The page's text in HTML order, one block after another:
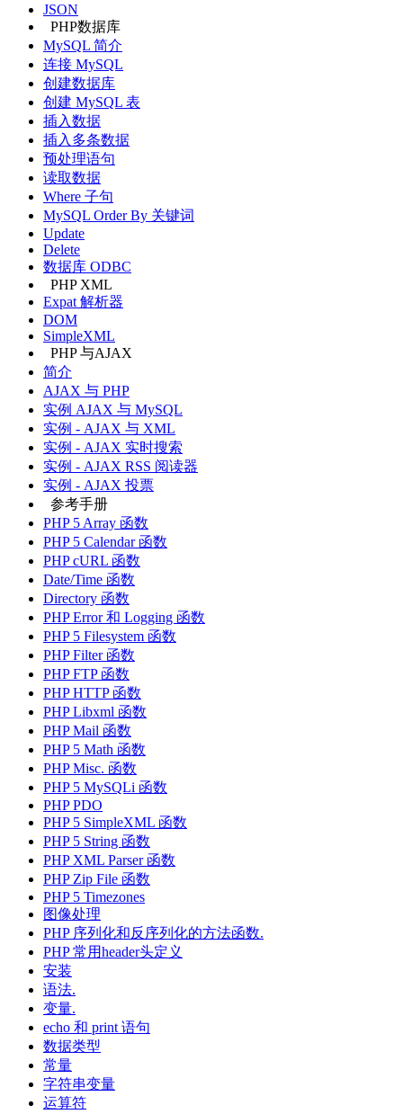
JSON
PHP数据库
MySQL 简介
连接 MySQL
创建数据库
创建 MySQL 表
插入数据
插入多条数据
预处理语句
读取数据
Where 子句
MySQL Order By 关键词
Update
Delete
数据库 ODBC
PHP XML
Expat 解析器
DOM
SimpleXML
PHP 与AJAX
简介
AJAX 与 PHP
实例 AJAX 与 MySQL
实例 - AJAX 与 XML
实例 - AJAX 实时搜索
实例 - AJAX RSS 阅读器
实例 - AJAX 投票
参考手册
PHP 5 Array 函数
PHP 5 Calendar 函数
PHP cURL 函数
Date/Time 函数
Directory 函数
PHP Error 和 Logging 函数
PHP 5 Filesystem 函数
PHP Filter 函数
PHP FTP 函数
PHP HTTP 函数
PHP Libxml 函数
PHP Mail 函数
PHP 5 Math 函数
PHP Misc. 函数
PHP 5 MySQLi 函数
PHP PDO
PHP 5 SimpleXML 函数
PHP 5 String 函数
PHP XML Parser 函数
PHP Zip File 函数
PHP 5 Timezones
图像处理
PHP 序列化和反序列化的方法函数.
PHP 常用header头定义
安装
语法.
变量.
echo 和 print 语句
数据类型
常量
字符串变量
运算符